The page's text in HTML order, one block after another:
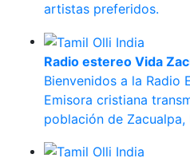
artistas preferidos.
Radio estereo Vida
Bienvenidos a la Radio
Emisora cristiana
población de Zacualpa,